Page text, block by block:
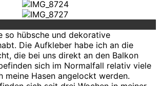
so hübsche und dekorative
Die Aufkleber habe ich an die
die bei uns direkt an den Balkon
sich im Normalfall relativ viele
meine Hasen angelockt werden.